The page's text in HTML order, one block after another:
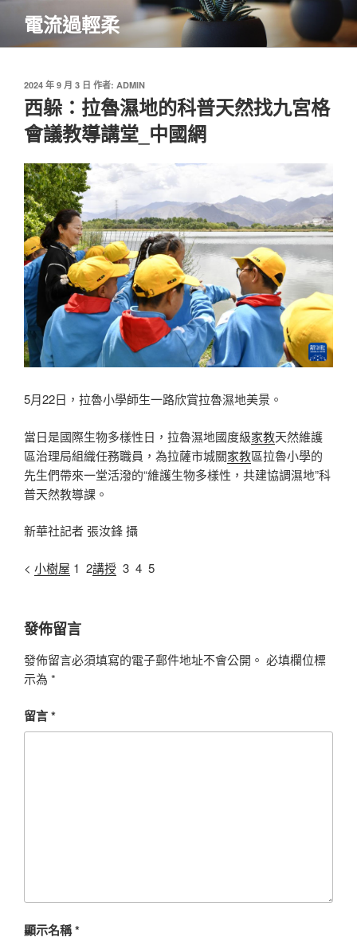
主
電流過輕柔
發
佈
於
2024 年 9 月 3 日 作者: ADMIN
西躲：拉魯濕地的科普天然找九宮格
會議教導講堂_中國網
5月22日，拉魯小學師生一路欣賞拉魯濕地美景。
當日是國際生物多樣性日，拉魯濕地國度級家教天然維護
區治理局組織任務職員，為拉薩市城關家教區拉魯小學的
先生們帶來一堂活潑的“維護生物多樣性，共建協調濕地”科
普天然教導課。
新華社記者 張汝鋒 攝
< 小樹屋 1 2講授 3 4 5
發佈留言
發佈留言必須填寫的電子郵件地址不會公開。 必填欄位標
示為 *
留言*
顯示名稱*